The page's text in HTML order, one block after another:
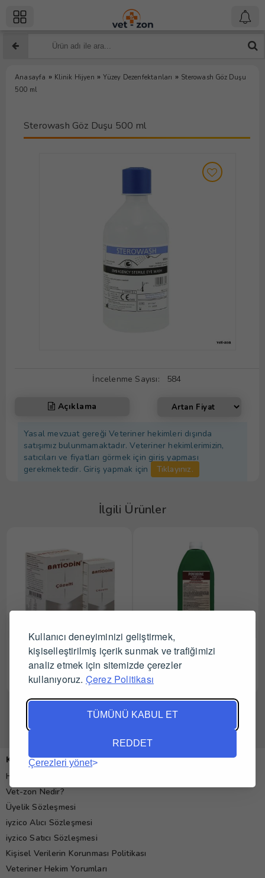
Kullanıcı deneyiminizi geliştirmek,
kişiselleştirilmiş içerik sunmak ve trafiğimizi
analiz etmek için sitemizde çerezler
kullanıyoruz. Çerez Politikası
TÜMÜNÜ KABUL ET
REDDET
Çerezleri yönet
Anasayfa » Klinik Hijyen » Yüzey Dezenfektanları » Sterowash Göz Duşu
500 ml
Sterowash Göz Duşu 500 ml
İncelenme Sayısı: 584
Açıklama
Yasal mevzuat gereği Veteriner hekimleri dışında
satışımız bulunmamaktadır. Veteriner hekimlerimizin,
satıcıları ve fiyatları görmek için giriş yapması
gerekmektedir. Giriş yapmak için
Tıklayınız.
İlgili Ürünler
Batiodin Çözelti 30 ml
Tüm Satıcıları Gör
Poviodine Antiseptik Sıvı
Sabun 1lt
Kurumsal
Hakkımızda
Vet-zon Nedir?
Üyelik Sözleşmesi
iyzico Alıcı Sözleşmesi
iyzico Satıcı Sözleşmesi
Kişisel Verilerin Korunması Politikası
Veteriner Hekim Yorumları